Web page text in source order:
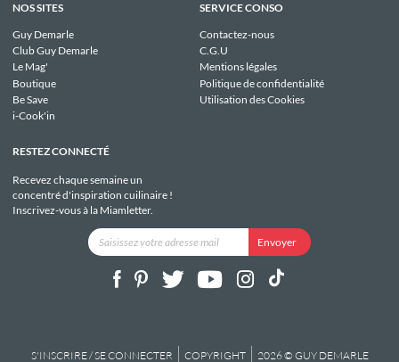
NOS SITES
Guy Demarle
Club Guy Demarle
Le Mag'
Boutique
Be Save
i-Cook'in
SERVICE CONSO
Contactez-nous
C.G.U
Mentions légales
Politique de confidentialité
Utilisation des Cookies
RESTEZ CONNECTÉ
Recevez chaque semaine un
concentré d'inspiration cuilinaire !
Inscrivez-vous à la Miamletter.
S'INSCRIRE / SE CONNECTER COPYRIGHT 2026 © GUY DEMARLE